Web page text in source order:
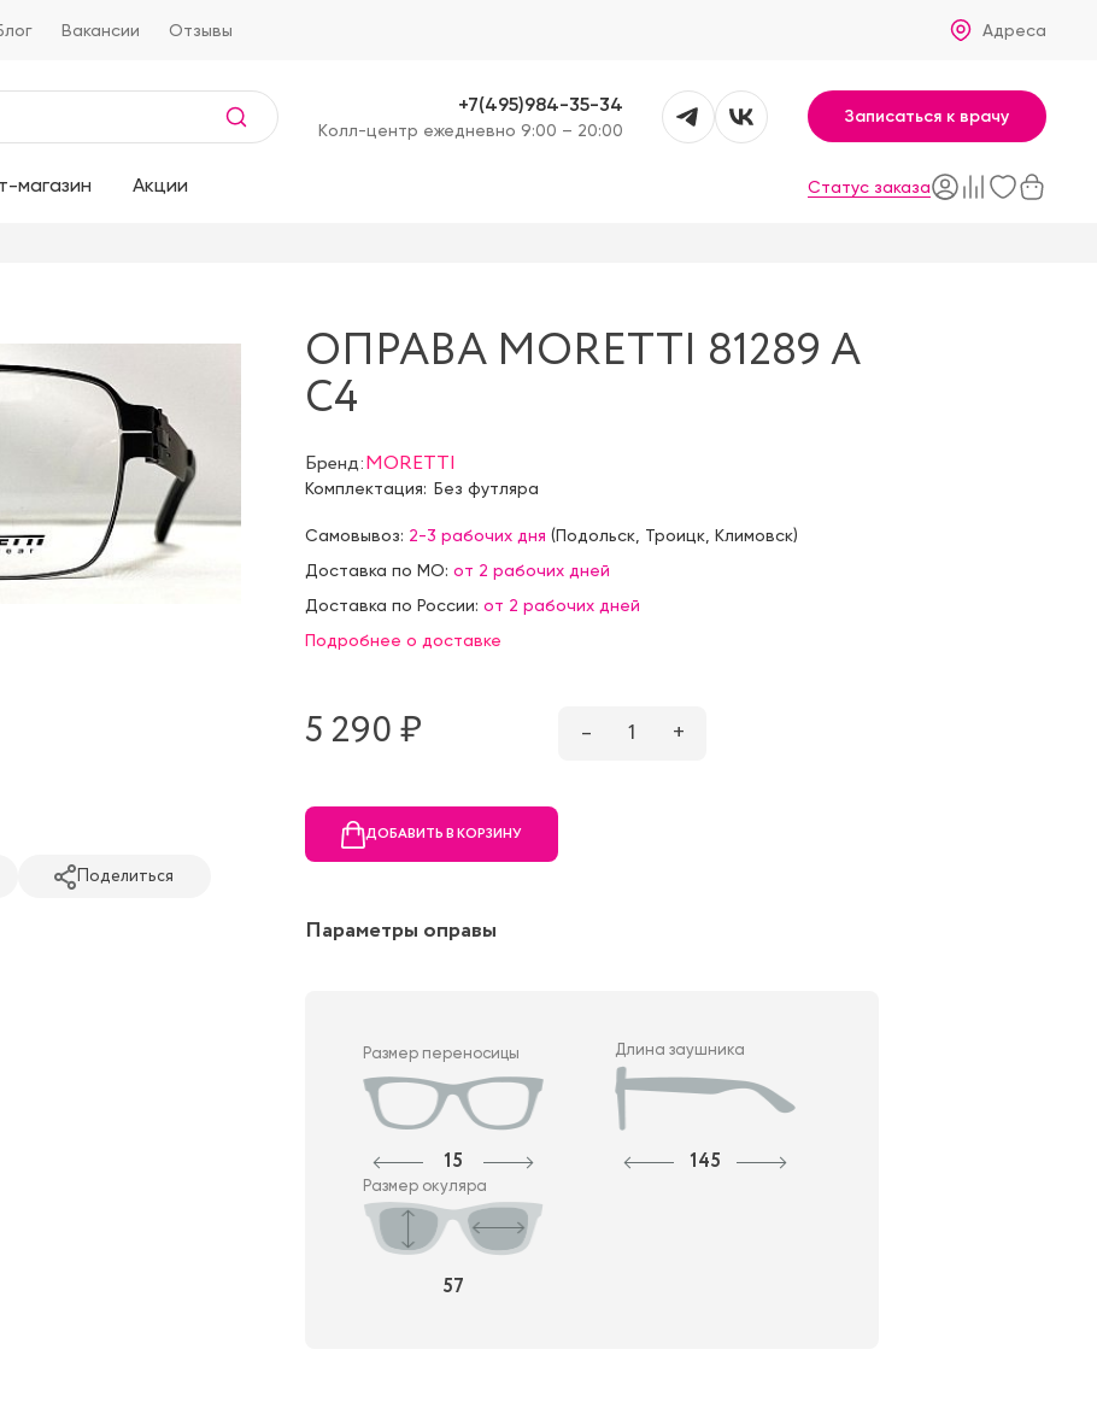
Вакансии Отзывы Адреса
+7(495)984-35-34
Kолл-центр ежедневно 9:00 – 20:00
Записаться к врачу
магазин Акции Статус заказа
Поделиться
ОПРАВА MORETTI 81289 A
C4
Бренд:MORETTI
Комплектация: Без футляра
Самовывоз: 2-3 рабочих дня (Подольск, Троицк, Климовск)
Доставка по МО: от 2 рабочих дней
Доставка по России: от 2 рабочих дней
Подробнее о доставке
5 290 ₷ – 1 +
ДОБАВИТЬ В КОРЗИНУ
Параметры оправы
Размер переносицы
15
Длина заушника
145
Размер окуляра
57